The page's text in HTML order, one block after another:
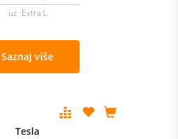
uz Extra L
Saznaj više
Tesla